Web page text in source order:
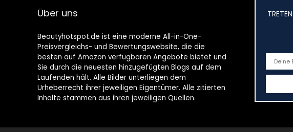
Über uns
Beautyhotspot.de ist eine moderne All-in-One-
Preisvergleichs- und Bewertungswebsite, die die
besten auf Amazon verfügbaren Angebote bietet und
Sie durch die neuesten hinzugefügten Blogs auf dem
Laufenden hält. Alle Bilder unterliegen dem
Urheberrecht ihrer jeweiligen Eigentümer. Alle zitierten
Inhalte stammen aus ihren jeweiligen Quellen.